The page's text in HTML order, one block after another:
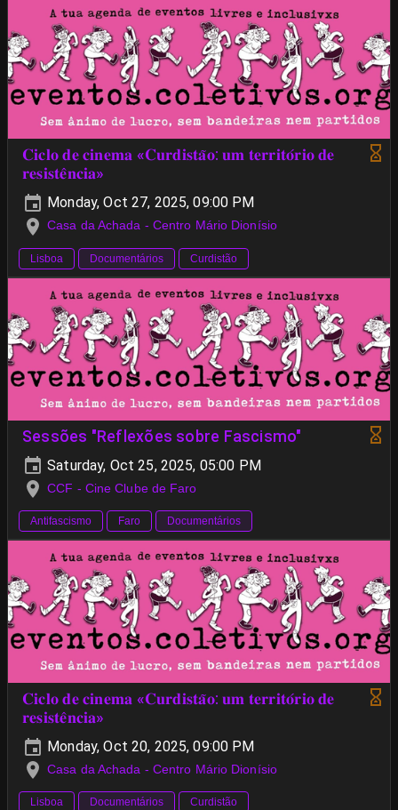
𝐂𝐢𝐜𝐥𝐨 𝐝𝐞 𝐜𝐢𝐧𝐞𝐦𝐚 «𝐂𝐮𝐫𝐝𝐢𝐬𝐭𝐚̃𝐨: 𝐮𝐦 𝐭𝐞𝐫𝐫𝐢𝐭𝐨́𝐫𝐢𝐨 𝐝𝐞
𝐫𝐞𝐬𝐢𝐬𝐭𝐞̂𝐧𝐜𝐢𝐚»
Monday, Oct 27, 2025, 09:00 PM
Casa da Achada - Centro Mário Dionísio
Lisboa Documentários Curdistão
Sessões "Reflexões sobre Fascismo"
Saturday, Oct 25, 2025, 05:00 PM
CCF - Cine Clube de Faro
Antifascismo Faro Documentários
𝐂𝐢𝐜𝐥𝐨 𝐝𝐞 𝐜𝐢𝐧𝐞𝐦𝐚 «𝐂𝐮𝐫𝐝𝐢𝐬𝐭𝐚̃𝐨: 𝐮𝐦 𝐭𝐞𝐫𝐫𝐢𝐭𝐨́𝐫𝐢𝐨 𝐝𝐞
𝐫𝐞𝐬𝐢𝐬𝐭𝐞̂𝐧𝐜𝐢𝐚»
Monday, Oct 20, 2025, 09:00 PM
Casa da Achada - Centro Mário Dionísio
Lisboa Documentários Curdistão